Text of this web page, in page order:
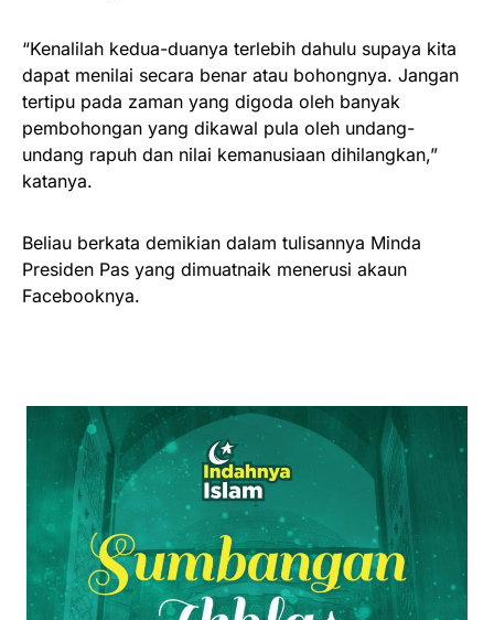
“Kenalilah kedua-duanya terlebih dahulu supaya kita
dapat menilai secara benar atau bohongnya. Jangan
tertipu pada zaman yang digoda oleh banyak
pembohongan yang dikawal pula oleh undang-
undang rapuh dan nilai kemanusiaan dihilangkan,”
katanya.
Beliau berkata demikian dalam tulisannya Minda
Presiden Pas yang dimuatnaik menerusi akaun
Facebooknya.